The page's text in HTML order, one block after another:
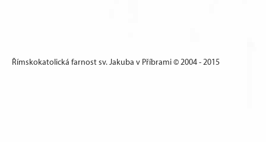
Římskokatolická farnost sv. Jakuba v Příbrami © 2004 - 2015